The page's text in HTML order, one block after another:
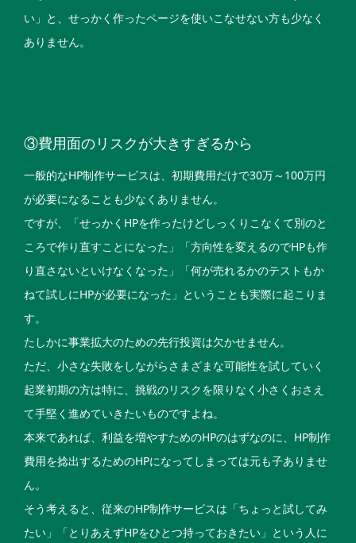
い」と、せっかく作ったページを使いこなせない方も少なく
ありません。
③費用面のリスクが大きすぎるから
一般的なHP制作サービスは、初期費用だけで30万～100万円
が必要になることも少なくありません。
ですが、「せっかくHPを作ったけどしっくりこなくて別のと
ころで作り直すことになった」「方向性を変えるのでHPも作
り直さないといけなくなった」「何が売れるかのテストもか
ねて試しにHPが必要になった」ということも実際に起こりま
す。
たしかに事業拡大のための先行投資は欠かせません。
ただ、小さな失敗をしながらさまざまな可能性を試していく
起業初期の方は特に、挑戦のリスクを限りなく小さくおさえ
て手堅く進めていきたいものですよね。
本来であれば、利益を増やすためのHPのはずなのに、HP制作
費用を捻出するためのHPになってしまっては元も子ありませ
ん。
そう考えると、従来のHP制作サービスは「ちょっと試してみ
たい」「とりあえずHPをひとつ持っておきたい」という人に